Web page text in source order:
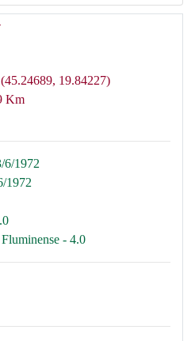
19.84227)
Km
6/1972
1972
- 4.0